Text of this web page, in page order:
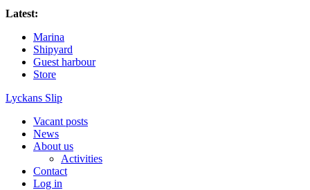
Latest:
Marina
Shipyard
Guest harbour
Store
Lyckans Slip
Vacant posts
News
About us
Activities
Contact
Log in